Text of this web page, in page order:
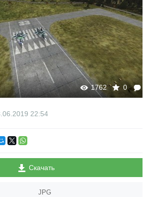
1762 0
22:54
Скачать
JPG